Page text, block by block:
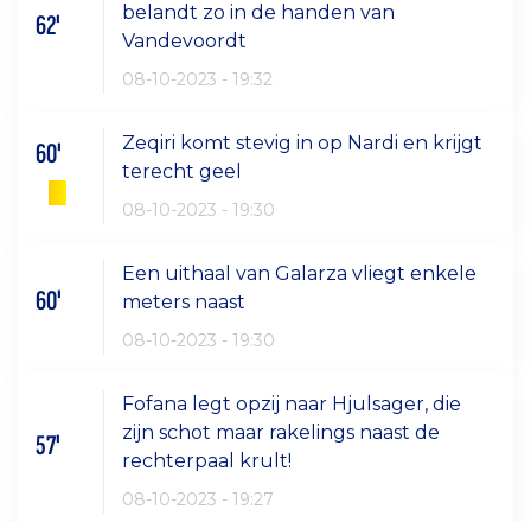
62'
belandt zo in de handen van
Vandevoordt
08-10-2023 - 19:32
60'
Zeqiri komt stevig in op Nardi en krijgt
terecht geel
08-10-2023 - 19:30
60'
Een uithaal van Galarza vliegt enkele
meters naast
08-10-2023 - 19:30
57'
Fofana legt opzij naar Hjulsager, die
zijn schot maar rakelings naast de
rechterpaal krult!
08-10-2023 - 19:27